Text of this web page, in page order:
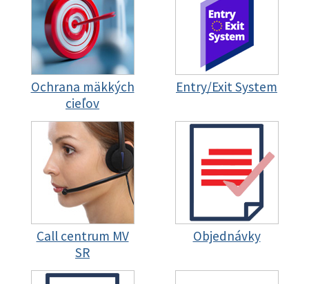
Ochrana mäkkých
cieľov
Entry/Exit System
Call centrum MV
SR
Objednávky